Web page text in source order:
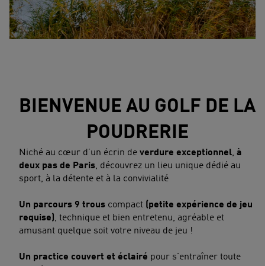
BIENVENUE AU GOLF DE LA
POUDRERIE
Niché au cœur d’un écrin de verdure exceptionnel, à
deux pas de Paris, découvrez un lieu unique dédié au
sport, à la détente et à la convivialité
Un parcours 9 trous compact (petite expérience de jeu
requise) , technique et bien entretenu, agréable et
amusant quelque soit votre niveau de jeu !
Un practice couvert et éclairé pour s'entraîner toute